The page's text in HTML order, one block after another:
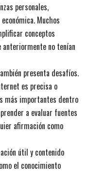
personales,
Muchos
conceptos
anteriormente no tenían
presenta desafíos.
es precisa o
más importantes dentro
a evaluar fuentes
afirmación como
útil y contenido
el conocimiento